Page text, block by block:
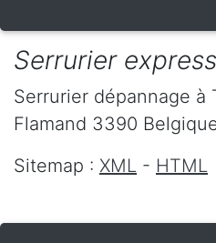
Serrurier
Serrurier dépannage à
Flamand 3390
Sitemap : XML - HTML